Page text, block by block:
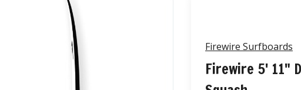
Firewire Surfboards
Firewire 5' 11"